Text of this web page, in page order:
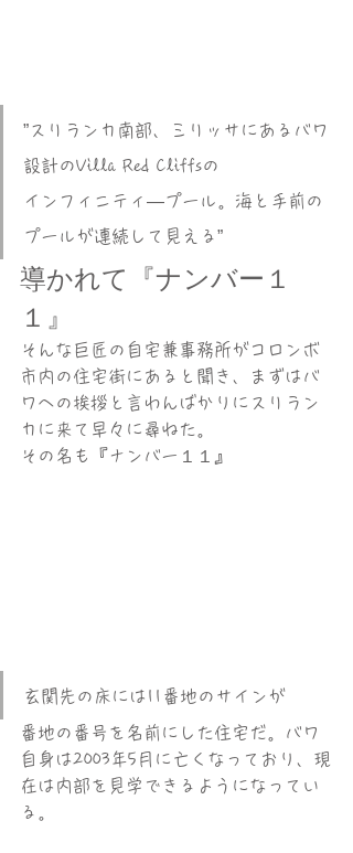
”スリランカ南部、ミリッサにあるバワ
設計のVilla Red Cliffsの
インフィニティ―プール。海と手前の
プールが連続して見える”
導かれて『ナンバー１
１』
そんな巨匠の自宅兼事務所がコロンボ
市内の住宅街にあると聞き、まずはバ
ワへの挨拶と言わんばかりにスリラン
カに来て早々に尋ねた。
その名も『ナンバー１１』
玄関先の床には11番地のサインが
番地の番号を名前にした住宅だ。バワ
自身は2003年5月に亡くなっており、現
在は内部を見学できるようになってい
る。